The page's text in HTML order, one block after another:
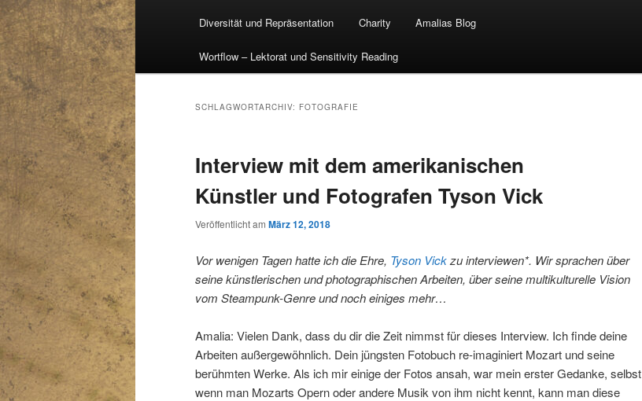
Diversität und Repräsentation Charity Amalias Blog
Wortflow – Lektorat und Sensitivity Reading
SCHLAGWORTARCHIV: FOTOGRAFIE
Interview mit dem amerikanischen
Künstler und Fotografen Tyson Vick
Veröffentlicht am März 12, 2018
Vor wenigen Tagen hatte ich die Ehre, Tyson Vickzu interviewen*. Wir sprachen über
seine künstlerischen und photographischen Arbeiten, über seine multikulturelle Vision
vom Steampunk-Genre und noch einiges mehr…
Amalia: Vielen Dank, dass du dir die Zeit nimmst für dieses Interview. Ich finde deine
Arbeiten außergewöhnlich. Dein jüngsten Fotobuch re-imaginiert Mozart und seine
berühmten Werke. Als ich mir einige der Fotos ansah, war mein erster Gedanke, selbst
wenn man Mozarts Opern oder andere Musik von ihm nicht kennt, kann man diese